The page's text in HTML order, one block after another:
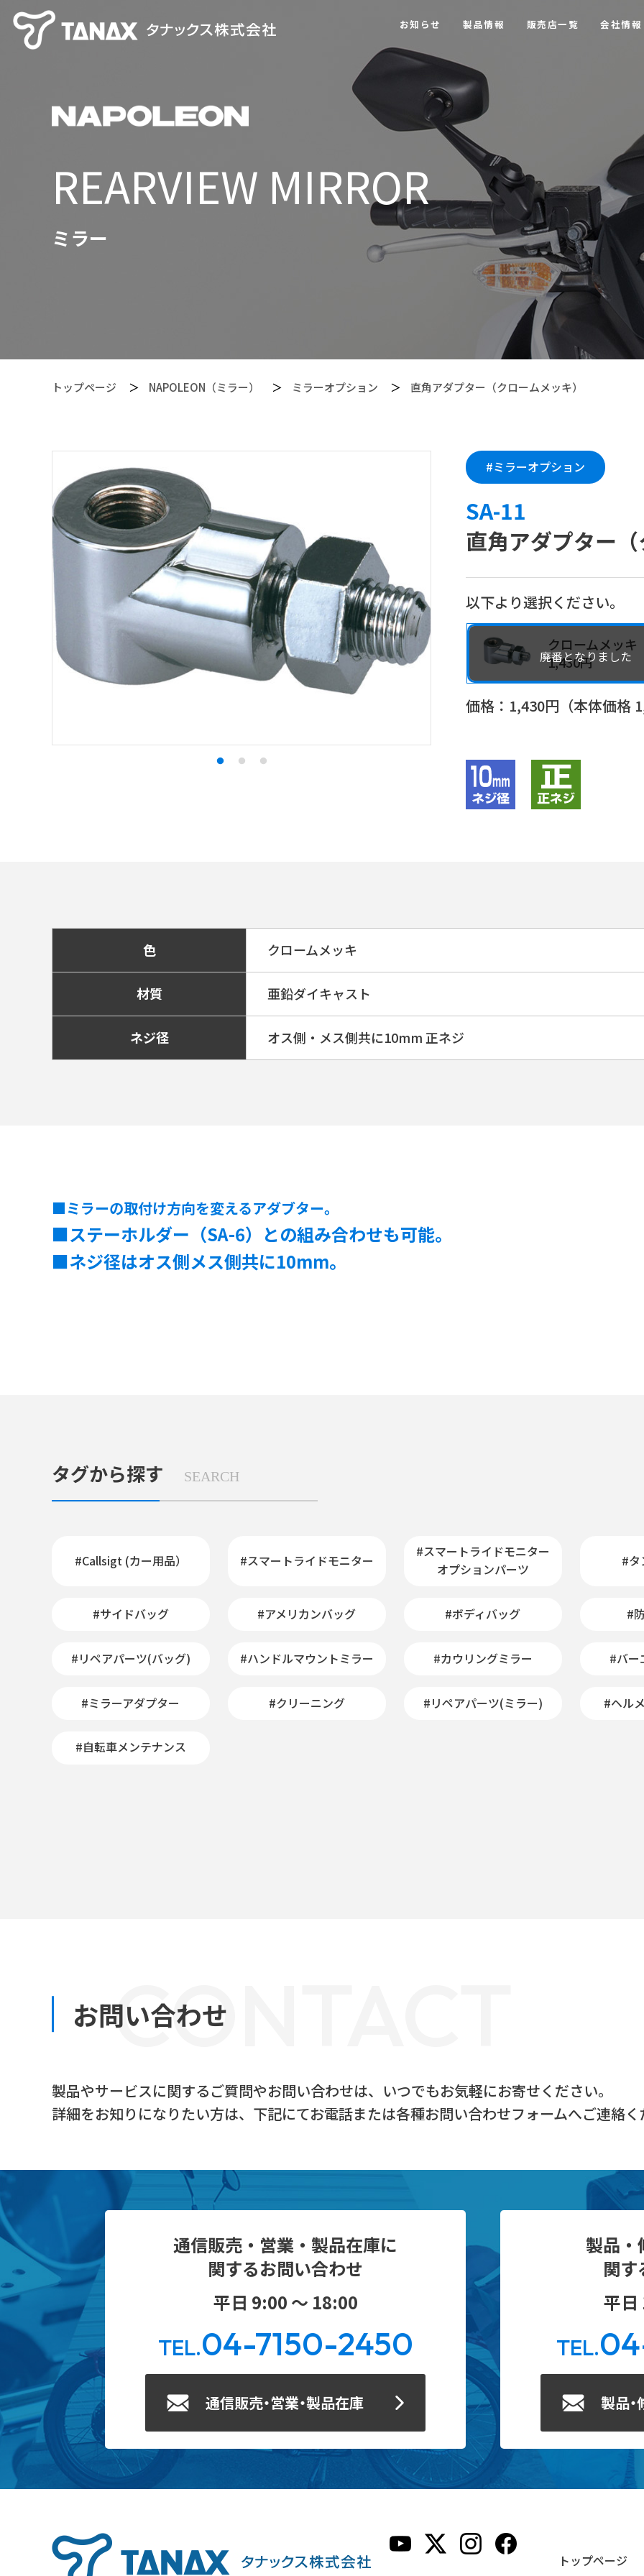
お知らせ 製品情報 販売店一覧 会社情報
【MOTOFIZZ】 ツーリングバッグ・アクセサリー
REARVIEW MIRROR
ミラー
トップページ NAPOLEON（ミラー） ミラーオプション 直角アダプター（クロームメッキ）
#ミラーオプション
SA-11
直角アダプター（
以下より選択ください。
クロームメッキ
1,430円
価格： 1,430円（本体価格
色 クロームメッキ
材質 亜鉛ダイキャスト
ネジ径 オス側・メス側共に10mm 正ネジ
■ミラーの取付け方向を変えるアダブター。
■ステーホルダー（SA-6）との組み合わせも可能。
■ネジ径はオス側メス側共に10mm。
タグから探す SEARCH
#Callsigt (カー用品） #スマートライドモニター
#スマートライドモニター
オプションパーツ
#タ
#サイドバッグ #アメリカンバッグ #ボディバッグ #
#リペアパーツ(バッグ) #ハンドルマウントミラー #カウリングミラー #バー
#ミラーアダプター #クリーニング #リペアパーツ(ミラー) #ヘル
#自転車メンテナンス
CONTACT
お問い合わせ
製品やサービスに関するご質問やお問い合わせは、 いつでもお気軽にお寄せください。
詳細をお知りになりたい方は、下記にてお電話または各種お問い合わせフォームへご連絡く
通信販売・営業・製品在庫に
関するお問い合わせ
平日 9:00 ～ 18:00
TEL.04-7150-2450
通信販売・営業・製品在庫
製品・
関す
平日
TEL.
製品・
トップページ